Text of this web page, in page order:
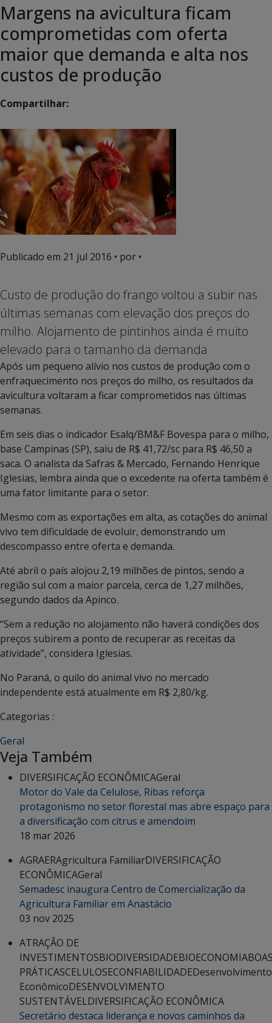
Margens na avicultura ficam
comprometidas com oferta
maior que demanda e alta nos
custos de produção
Compartilhar:
Publicado em 21 jul 2016 • por •
Custo de produção do frango voltou a subir nas
últimas semanas com elevação dos preços do
milho. Alojamento de pintinhos ainda é muito
elevado para o tamanho da demanda
Após um pequeno alívio nos custos de produção com o
enfraquecimento nos preços do milho, os resultados da
avicultura voltaram a ficar comprometidos nas últimas
semanas.
Em seis dias o indicador Esalq/BM&F Bovespa para o milho,
base Campinas (SP), saiu de R$ 41,72/sc para R$ 46,50 a
saca. O analista da Safras & Mercado, Fernando Henrique
Iglesias, lembra ainda que o excedente na oferta também é
uma fator limitante para o setor.
Mesmo com as exportações em alta, as cotações do animal
vivo tem dificuldade de evoluir, demonstrando um
descompasso entre oferta e demanda.
Até abril o país alojou 2,19 milhões de pintos, sendo a
região sul com a maior parcela, cerca de 1,27 milhões,
segundo dados da Apinco.
“Sem a redução no alojamento não haverá condições dos
preços subirem a ponto de recuperar as receitas da
atividade”, considera Iglesias.
No Paraná, o quilo do animal vivo no mercado
independente está atualmente em R$ 2,80/kg.
Categorias :
Geral
Veja Também
DIVERSIFICAÇÃO ECONÔMICAGeral
Motor do Vale da Celulose, Ribas reforça
protagonismo no setor florestal mas abre espaço para
a diversificação com citrus e amendoim
18 mar 2026
AGRAERAgricultura FamiliarDIVERSIFICAÇÃO
ECONÔMICAGeral
Semadesc inaugura Centro de Comercialização da
Agricultura Familiar em Anastácio
03 nov 2025
ATRAÇÃO DE
INVESTIMENTOSBIODIVERSIDADEBIOECONOMIA
PRÁTICASCELULOSECONFIABILIDADEDesenvolvimento
EconômicoDESENVOLVIMENTO
SUSTENTÁVELDIVERSIFICAÇÃO ECONÔMICA
Secretário destaca liderança e novos caminhos da